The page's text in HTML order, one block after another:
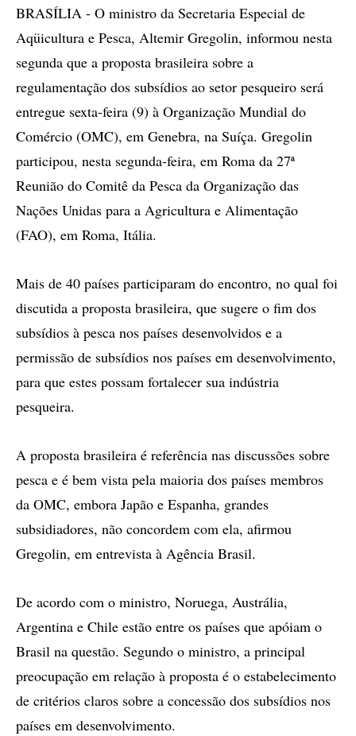
BRASÍLIA - O ministro da Secretaria Especial de
Aqüicultura e Pesca, Altemir Gregolin, informou nesta
segunda que a proposta brasileira sobre a
regulamentação dos subsídios ao setor pesqueiro será
entregue sexta-feira (9) à Organização Mundial do
Comércio (OMC), em Genebra, na Suíça. Gregolin
participou, nesta segunda-feira, em Roma da 27ª
Reunião do Comitê da Pesca da Organização das
Nações Unidas para a Agricultura e Alimentação
(FAO), em Roma, Itália.
Mais de 40 países participaram do encontro, no qual foi
discutida a proposta brasileira, que sugere o fim dos
subsídios à pesca nos países desenvolvidos e a
permissão de subsídios nos países em desenvolvimento,
para que estes possam fortalecer sua indústria
pesqueira.
A proposta brasileira é referência nas discussões sobre
pesca e é bem vista pela maioria dos países membros
da OMC, embora Japão e Espanha, grandes
subsidiadores, não concordem com ela, afirmou
Gregolin, em entrevista à Agência Brasil.
De acordo com o ministro, Noruega, Austrália,
Argentina e Chile estão entre os países que apóiam o
Brasil na questão. Segundo o ministro, a principal
preocupação em relação à proposta é o estabelecimento
de critérios claros sobre a concessão dos subsídios nos
países em desenvolvimento.